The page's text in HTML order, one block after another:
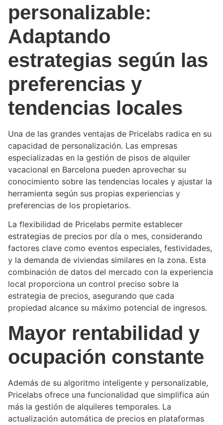
personalizable:
Adaptando
estrategias según las
preferencias y
tendencias locales
Una de las grandes ventajas de Pricelabs radica en su
capacidad de personalización. Las empresas
especializadas en la gestión de pisos de alquiler
vacacional en Barcelona pueden aprovechar su
conocimiento sobre las tendencias locales y ajustar la
herramienta según sus propias experiencias y
preferencias de los propietarios.
La flexibilidad de Pricelabs permite establecer
estrategias de precios por día o mes, considerando
factores clave como eventos especiales, festividades,
y la demanda de viviendas similares en la zona. Esta
combinación de datos del mercado con la experiencia
local proporciona un control preciso sobre la
estrategia de precios, asegurando que cada
propiedad alcance su máximo potencial de ingresos.
Mayor rentabilidad y
ocupación constante
Además de su algoritmo inteligente y personalizable,
Pricelabs ofrece una funcionalidad que simplifica aún
más la gestión de alquileres temporales. La
actualización automática de precios en plataformas